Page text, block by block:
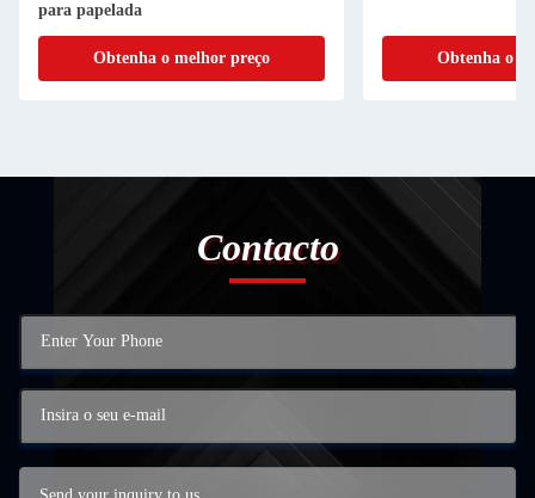
para papelada
Obtenha o melhor preço Obtenha o
Contacto